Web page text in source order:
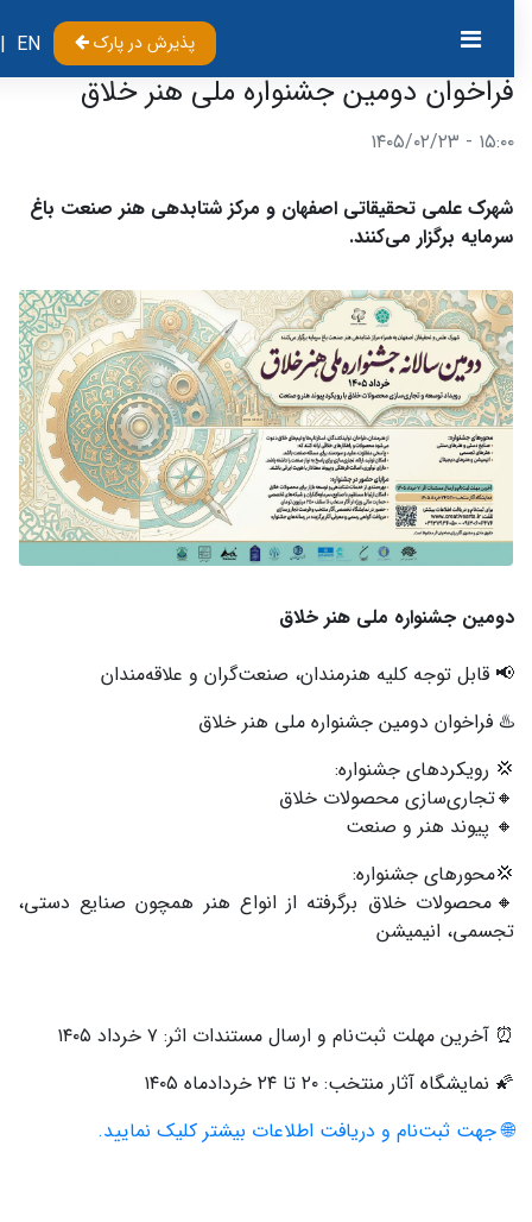
EN
| پذیرش در پارک
فراخوان دومین جشنواره ملی هنر خلاق
۱۵:۰۰ - ۱۴۰۵/۰۲/۲۳
شهرک علمی تحقیقاتی اصفهان و مرکز شتابدهی هنر صنعت باغ
سرمایه برگزار می‌کنند.
دومین جشنواره ملی هنر خلاق
📢 قابل توجه کلیه هنرمندان، صنعت‌گران و علاقه‌مندان
♨️ فراخوان دومین جشنواره ملی هنر خلاق
💢 رویکردهای جشنواره:
🔸تجاری‌سازی محصولات خلاق
🔸 پیوند هنر و صنعت
💢محورهای جشنواره:
🔸محصولات خلاق برگرفته از انواع هنر همچون صنایع دستی،
تجسمی، انیمیشن
⏰ آخرین مهلت ثبت‌نام و ارسال مستندات اثر: ۷ خرداد ۱۴۰۵
🌠 نمایشگاه آثار منتخب: ۲۰ تا ۲۴ خردادماه ۱۴۰۵
🌐 جهت ثبت‌نام و دریافت اطلاعات بیشتر کلیک نمایید.